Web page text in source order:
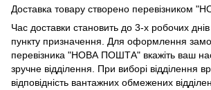
Доставка товару створено перевізником
Час доставки становить до 3-х робочих днів
пункту призначення. Для оформлення
перевізника "НОВА ПОШТА" вкажіть ваш
зручне відділення.
При виборі відділення
відповідність вантажних обмежених